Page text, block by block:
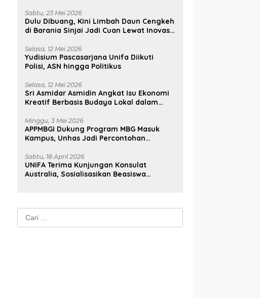
Budaya
Sabtu, 23 Mei 2026
Dulu Dibuang, Kini Limbah Daun Cengkeh
di Barania Sinjai Jadi Cuan Lewat Inovasi
Selasa, 12 Mei 2026
Yudisium Pascasarjana Unifa Diikuti
Polisi, ASN hingga Politikus
Selasa, 12 Mei 2026
Sri Asmidar Asmidin Angkat Isu Ekonomi
Kreatif Berbasis Budaya Lokal dalam
Minggu, 3 Mei 2026
APPMBGI Dukung Program MBG Masuk
Kampus, Unhas Jadi Percontohan
Sabtu, 18 April 2026
UNIFA Terima Kunjungan Konsulat
Australia, Sosialisasikan Beasiswa
Cari
untuk: